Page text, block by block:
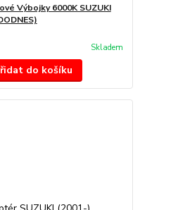
Výbojky 6000K SUZUKI
Skladem
do košíku